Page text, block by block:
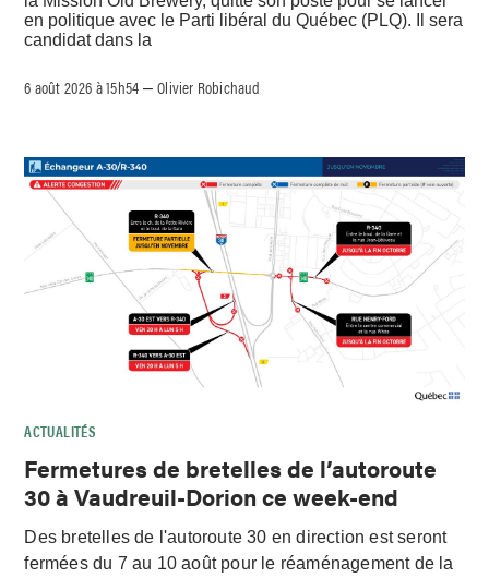
en politique avec le Parti libéral du Québec (PLQ). Il sera
candidat dans la
6 août 2026 à 15h54 –Olivier Robichaud
ACTUALITÉS
Fermetures de bretelles de l’autoroute
30 à Vaudreuil-Dorion ce week-end
Des bretelles de l'autoroute 30 en direction est seront
fermées du 7 au 10 août pour le réaménagement de la